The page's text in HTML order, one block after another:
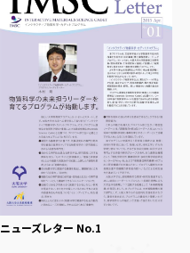
ニューズレター No.1